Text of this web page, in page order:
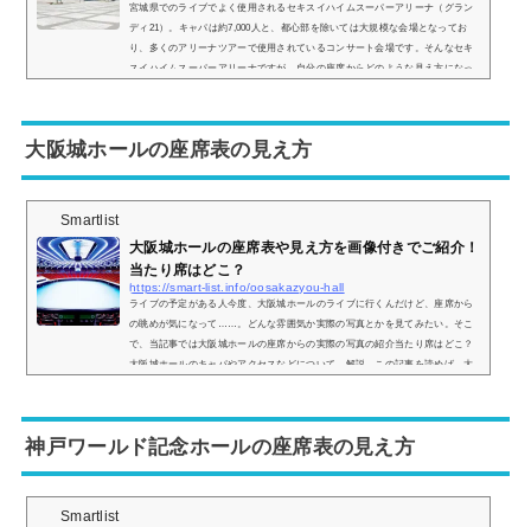
宮城県でのライブでよく使用されるセキスイハイムスーパーアリーナ（グラン
ディ21）。キャパは約7,000人と、都心部を除いては大規模な会場となってお
り、多くのアリーナツアーで使用されているコンサート会場です。そんなセキ
スイハイムスーパーアリーナですが、自分の座席からどのような見え方になっ
ムスーパーアリーナの座席表とキャパは？セキスイハイムスーパーアリーナの
座席表の...
大阪城ホールの座席表の見え方
Smartlist
大阪城ホールの座席表や見え方を画像付きでご紹介！
当たり席はどこ？
https://smart-list.info/oosakazyou-hall
ライブの予定がある人今度、大阪城ホールのライブに行くんだけど、座席から
の眺めが気になって……。どんな雰囲気か実際の写真とかを見てみたい。そこ
で、当記事では大阪城ホールの座席からの実際の写真の紹介当たり席はどこ？
大阪城ホールのキャパやアクセスなどについて、解説。この記事を読めば、大
パは？まず、大阪城ホールはステージパターンAステージパターンBステージ
パ...
神戸ワールド記念ホールの座席表の見え方
Smartlist